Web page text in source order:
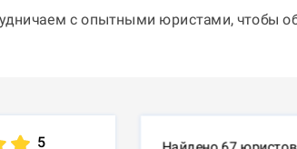
с опытными юристами, чтобы
5